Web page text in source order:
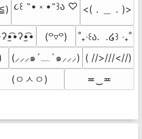
૮꒰ ˶• ༝ •˶꒱ა ♡ <(．＿．)>
(꒪▿꒪)
˚₊‧꒰ა.  .໒꒱ ‧₊˚
(⸝⸝⸝๑´﹏`๑⸝⸝⸝) ( //>///<//)
(ㅇㅅㅇ) ≖‿≖